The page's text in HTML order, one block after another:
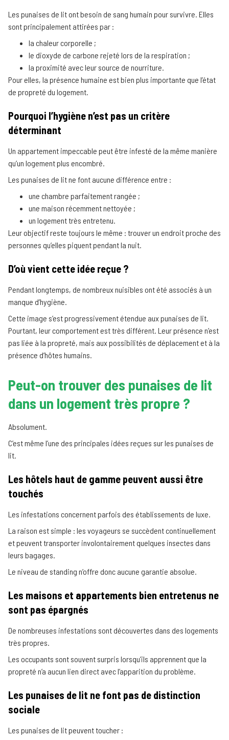
Les punaises de lit ont besoin de sang humain pour survivre. Elles
sont principalement attirées par :
la chaleur corporelle ;
le dioxyde de carbone rejeté lors de la respiration ;
la proximité avec leur source de nourriture.
Pour elles, la présence humaine est bien plus importante que l’état
de propreté du logement.
Pourquoi l’hygiène n’est pas un critère
déterminant
Un appartement impeccable peut être infesté de la même manière
qu’un logement plus encombré.
Les punaises de lit ne font aucune différence entre :
une chambre parfaitement rangée ;
une maison récemment nettoyée ;
un logement très entretenu.
Leur objectif reste toujours le même : trouver un endroit proche des
personnes qu’elles piquent pendant la nuit.
D’où vient cette idée reçue ?
Pendant longtemps, de nombreux nuisibles ont été associés à un
manque d’hygiène.
Cette image s’est progressivement étendue aux punaises de lit.
Pourtant, leur comportement est très différent. Leur présence n’est
pas liée à la propreté, mais aux possibilités de déplacement et à la
présence d’hôtes humains.
Peut-on trouver des punaises de lit
dans un logement très propre ?
Absolument.
C’est même l’une des principales idées reçues sur les punaises de
lit.
Les hôtels haut de gamme peuvent aussi être
touchés
Les infestations concernent parfois des établissements de luxe.
La raison est simple : les voyageurs se succèdent continuellement
et peuvent transporter involontairement quelques insectes dans
leurs bagages.
Le niveau de standing n’offre donc aucune garantie absolue.
Les maisons et appartements bien entretenus ne
sont pas épargnés
De nombreuses infestations sont découvertes dans des logements
très propres.
Les occupants sont souvent surpris lorsqu’ils apprennent que la
propreté n’a aucun lien direct avec l’apparition du problème.
Les punaises de lit ne font pas de distinction
sociale
Les punaises de lit peuvent toucher :